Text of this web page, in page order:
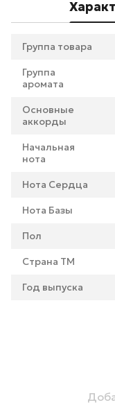
Группа товара
Группа
аромата
Основные
аккорды
Начальная
нота
Нота Сердца
Нота Базы
Пол
Страна ТМ
Год выпуска